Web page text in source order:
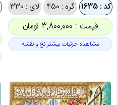
کد : 1635 گره : 450 لای : 330
قیمت : 3,800,000 تومان
مشاهده جزئیات بیشتر نخ و نقشه